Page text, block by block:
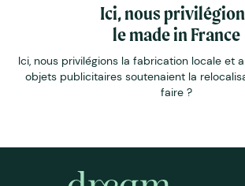
Ici, nous
le made in France
Ici, nous privilégions la fabrication locale et
objets publicitaires soutenaient la
faire ?